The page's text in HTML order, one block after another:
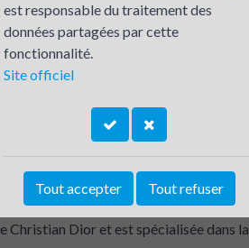
Christian Dior et est spécialisée dans la
est responsable du traitement des
données partagées par cette
fonctionnalité.
Site officiel
Tout accepter Tout refuser